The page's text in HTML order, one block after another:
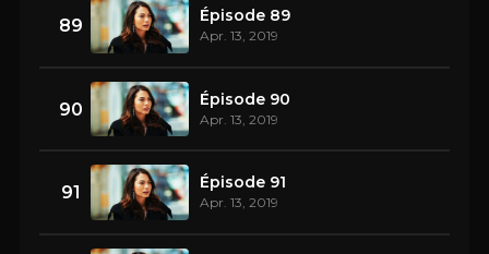
89 Épisode 89
Apr. 13, 2019
90 Épisode 90
Apr. 13, 2019
91 Épisode 91
Apr. 13, 2019